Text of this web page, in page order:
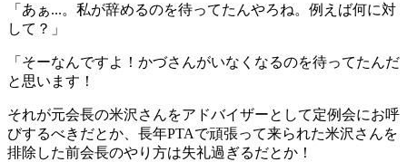
「あぁ...。私が辞めるのを待ってたんやろね。例えば何に対
して？」
「そーなんですよ！かづさんがいなくなるのを待ってたんだ
と思います！
それが元会長の米沢さんをアドバイザーとして定例会にお呼
びするべきだとか、長年PTAで頑張って来られた米沢さんを
排除した前会長のやり方は失礼過ぎるだとか！